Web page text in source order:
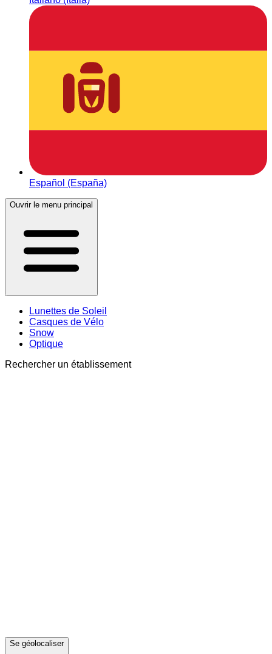
Español (España)
Ouvrir le menu principal
Lunettes de Soleil
Casques de Vélo
Snow
Optique
Rechercher un établissement
Se géolocaliser